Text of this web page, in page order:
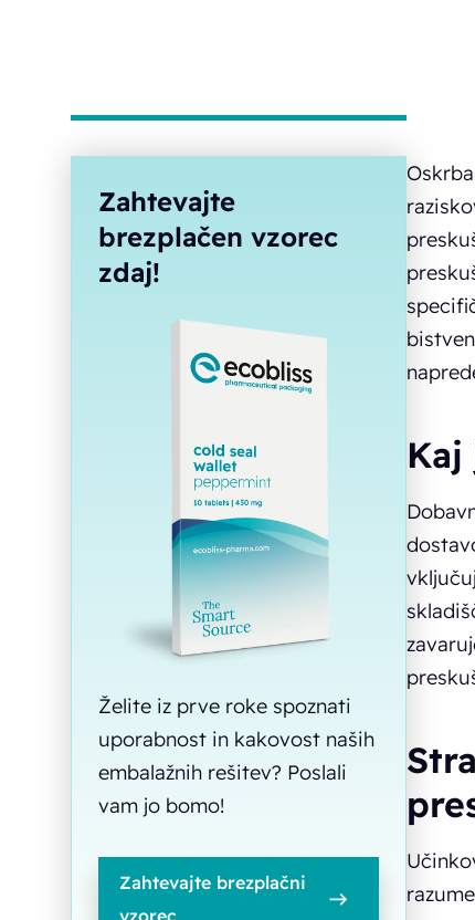
Zahtevajte
brezplačen vzorec
zdaj!
Želite iz prve roke spoznati
uporabnost in kakovost naših
embalažnih rešitev? Poslali
vam jo bomo!
Zahtevajte brezplačni